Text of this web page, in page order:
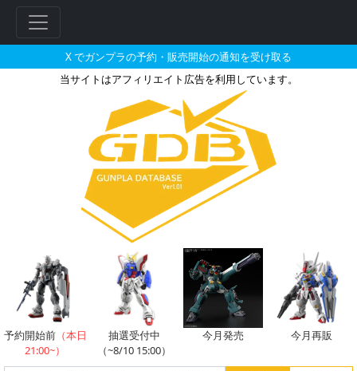
X でガンプラの予約・販売開始の通知を受け取る
当サイトはアフィリエイト広告を利用しています。
MG 1/100 ガンダムMk-II（エゥ
予約開始前（本日
21:00~）
抽選受付中
（~8/10 15:00）
今月発売 今月再販